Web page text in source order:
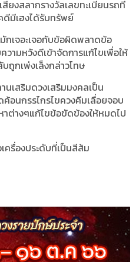
ยงสลากรางวัลเลขทะเบียนรถที่
ดีมีเฮงได้รับทรัพย์
เจอะเจอกับข้อผิดพลาดข้อ
ามหวังดีเข้าจัดการแก้ไขเพื่อให้
ถูกเพ่งเล็งกล่าวโทษ
นเสริมดวงเสริมมงคลเป็น
อนกรรไกรไขควงคีมเลื่อยจอบ
างๆแก้ไขข้อขัดข้องให้หมดไป
ครื่องประดับที่เป็นสีส้ม